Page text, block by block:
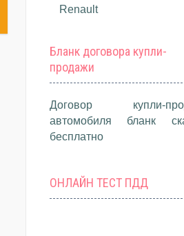
Renault
Бланк договора купли-
продажи
Договор купли-
автомобиля бланк
бесплатно
ОНЛАЙН ТЕСТ ПДД